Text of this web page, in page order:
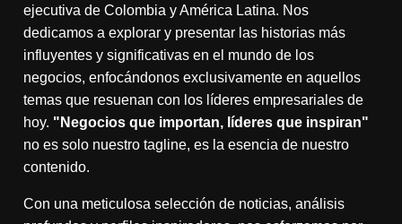
ejecutiva de Colombia y América Latina. Nos
dedicamos a explorar y presentar las historias más
influyentes y significativas en el mundo de los
negocios, enfocándonos exclusivamente en aquellos
temas que resuenan con los líderes empresariales de
hoy. "Negocios que importan, líderes que inspiran"
no es solo nuestro tagline, es la esencia de nuestro
contenido.
Con una meticulosa selección de noticias, análisis